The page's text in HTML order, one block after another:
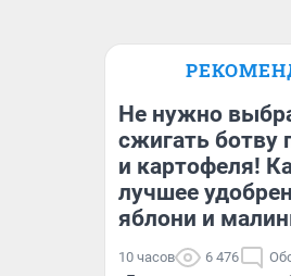
Не нужно
сжигать ботву
и картофеля!
лучшее
яблони и
10 часов 6 476